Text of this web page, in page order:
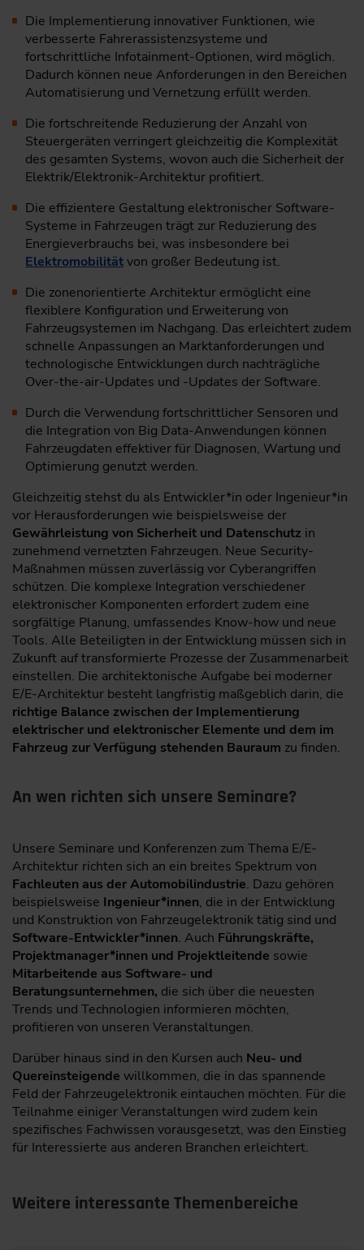
Die Implementierung innovativer Funktionen, wie
verbesserte Fahrerassistenzsysteme und
fortschrittliche Infotainment-Optionen, wird möglich.
Dadurch können neue Anforderungen in den Bereichen
Automatisierung und Vernetzung erfüllt werden.
Die fortschreitende Reduzierung der Anzahl von
Steuergeräten verringert gleichzeitig die Komplexität
des gesamten Systems, wovon auch die Sicherheit der
Elektrik/Elektronik-Architektur profitiert.
Die effizientere Gestaltung elektronischer Software-
Systeme in Fahrzeugen trägt zur Reduzierung des
Energieverbrauchs bei, was insbesondere bei
Elektromobilitätvon großer Bedeutung ist.
Die zonenorientierte Architektur ermöglicht eine
flexiblere Konfiguration und Erweiterung von
Fahrzeugsystemen im Nachgang. Das erleichtert zudem
schnelle Anpassungen an Marktanforderungen und
technologische Entwicklungen durch nachträgliche
Over-the-air-Updates und -Updates der Software.
Durch die Verwendung fortschrittlicher Sensoren und
die Integration von Big Data-Anwendungen können
Fahrzeugdaten effektiver für Diagnosen, Wartung und
Optimierung genutzt werden.
Gleichzeitig stehst du als Entwickler*in oder Ingenieur*in
vor Herausforderungen wie beispielsweise der
Gewährleistung von Sicherheit und Datenschutz in
zunehmend vernetzten Fahrzeugen. Neue Security-
Maßnahmen müssen zuverlässig vor Cyberangriffen
schützen. Die komplexe Integration verschiedener
elektronischer Komponenten erfordert zudem eine
sorgfältige Planung, umfassendes Know-how und neue
Tools. Alle Beteiligten in der Entwicklung müssen sich in
Zukunft auf transformierte Prozesse der Zusammenarbeit
einstellen. Die architektonische Aufgabe bei moderner
E/E-Architektur besteht langfristig maßgeblich darin, die
richtige Balance zwischen der Implementierung
elektrischer und elektronischer Elemente und dem im
Fahrzeug zur Verfügung stehenden Bauraum zu finden.
An wen richten sich unsere Seminare?
Unsere Seminare und Konferenzen zum Thema E/E-
Architektur richten sich an ein breites Spektrum von
Fachleuten aus der Automobilindustrie. Dazu gehören
beispielsweise Ingenieur*innen, die in der Entwicklung
und Konstruktion von Fahrzeugelektronik tätig sind und
Software-Entwickler*innen. Auch Führungskräfte,
Projektmanager*innen und Projektleitende sowie
Mitarbeitende aus Software- und
Beratungsunternehmen, die sich über die neuesten
Trends und Technologien informieren möchten,
profitieren von unseren Veranstaltungen.
Darüber hinaus sind in den Kursen auch Neu- und
Quereinsteigende willkommen, die in das spannende
Feld der Fahrzeugelektronik eintauchen möchten. Für die
Teilnahme einiger Veranstaltungen wird zudem kein
spezifisches Fachwissen vorausgesetzt, was den Einstieg
für Interessierte aus anderen Branchen erleichtert.
Weitere interessante Themenbereiche